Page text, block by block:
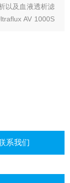
以及血液透析滤
AV 1000S
动脉-静脉血液
系我们